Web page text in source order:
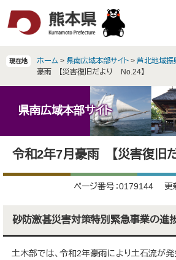
文
現在地 ホーム > 県南広域本部サイト > 芦北地域振
豪雨 【災害復旧だより No.24】
県南広域本部サイト
令和2年7月豪雨 【災害復旧
ページ番号：0179144 更
砂防激甚災害対策特別緊急事業の進
土木部では、令和2年豪雨により土石流が発